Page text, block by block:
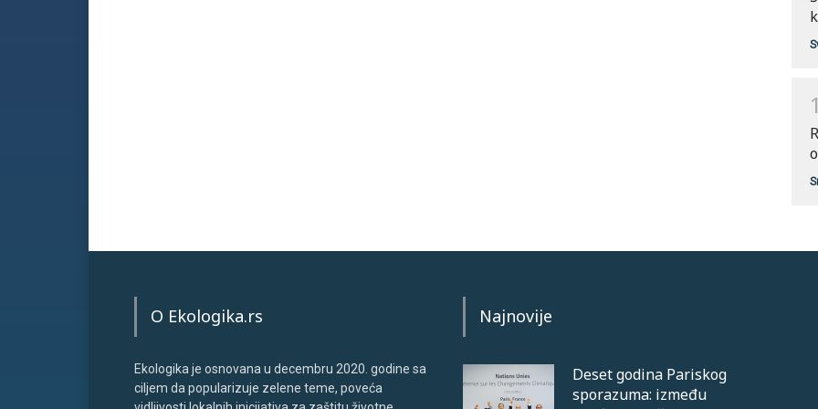
1
O Ekologika.rs
Ekologika je osnovana u decembru 2020. godine sa
ciljem da popularizuje zelene teme, poveća
Najnovije
Deset godina Pariskog
sporazuma: između